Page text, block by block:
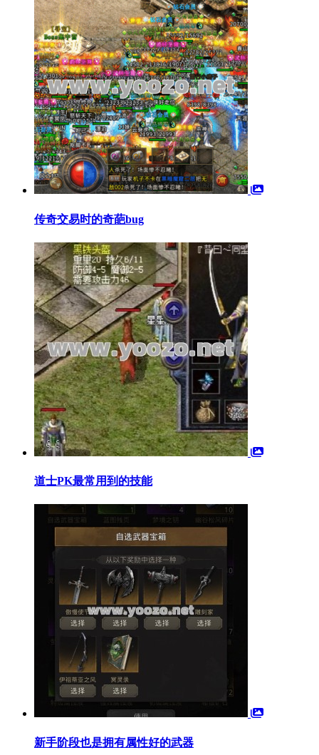
传奇交易时的奇葩bug
道士PK最常用到的技能
新手阶段也是拥有属性好的武器